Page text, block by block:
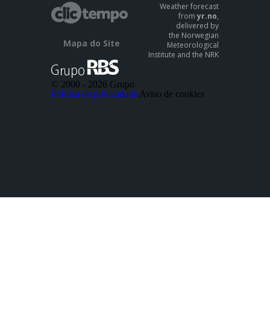
Mapa do Site
Weather forecast
fromyr.no,
delivered by
the Norwegian
Meteorological
Institute and the NRK
© 2000 - 2026 Grupo
Política de privacidade Aviso de cookies